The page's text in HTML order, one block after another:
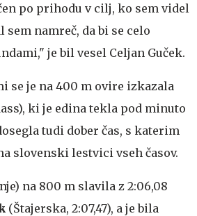
po prihodu v cilj, ko sem videl
sem namreč, da bi se celo
je bil vesel Celjan Guček.
se je na 400 m ovire izkazala
ki je edina tekla pod minuto
tudi dober čas, s katerim
slovenski lestvici vseh časov.
na 800 m slavila z 2:06,08
(Štajerska, 2:07,47), a je bila